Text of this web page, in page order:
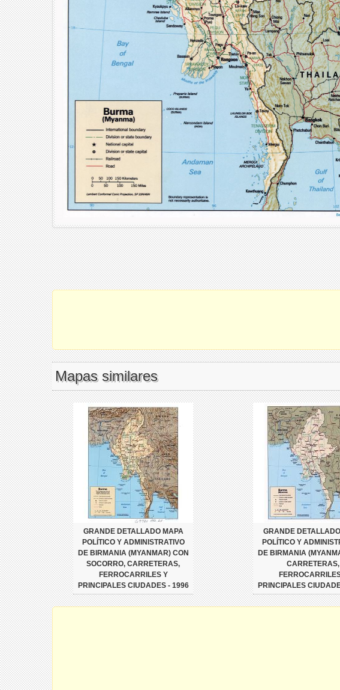
Mapas similares
GRANDE DETALLADO MAPA
POLÍTICO Y ADMINISTRATIVO
DE BIRMANIA (MYANMAR) CON
SOCORRO, CARRETERAS,
FERROCARRILES Y
PRINCIPALES CIUDADES - 1996
GRANDE
POLÍTICO Y
DE BIRMANIA
CARRETERAS,
PRINCIPALES